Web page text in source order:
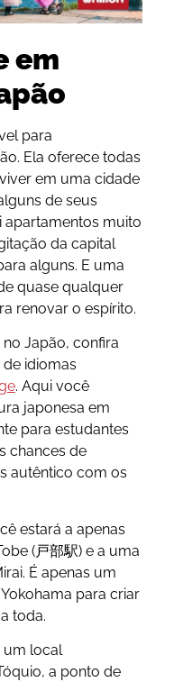
em
para
Ela oferece todas
em uma cidade
de seus
apartamentos muito
da capital
alguns. E uma
quase qualquer
renovar o espírito.
Japão, confira
idiomas
. Aqui você
japonesa em
para estudantes
chances de
autêntico com os
estará a apenas
(戸部駅)e a uma
É apenas um
para criar
toda.
um local
a ponto de